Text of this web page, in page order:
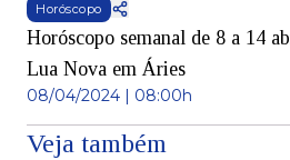
Horóscopo
Horóscopo semanal de 8 a 14
Lua Nova em Áries
08/04/2024 | 08:00h
Veja também